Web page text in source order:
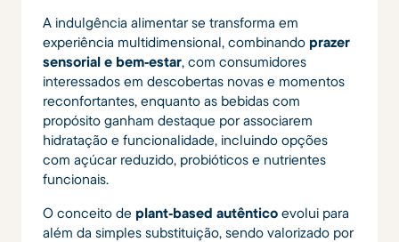
A indulgência alimentar se transforma em
experiência multidimensional, combinando prazer
sensorial e bem‑estar, com consumidores
interessados em descobertas novas e momentos
reconfortantes, enquanto as bebidas com
propósito ganham destaque por associarem
hidratação e funcionalidade, incluindo opções
com açúcar reduzido, probióticos e nutrientes
funcionais.
O conceito de plant‑based autêntico evolui para
além da simples substituição, sendo valorizado por